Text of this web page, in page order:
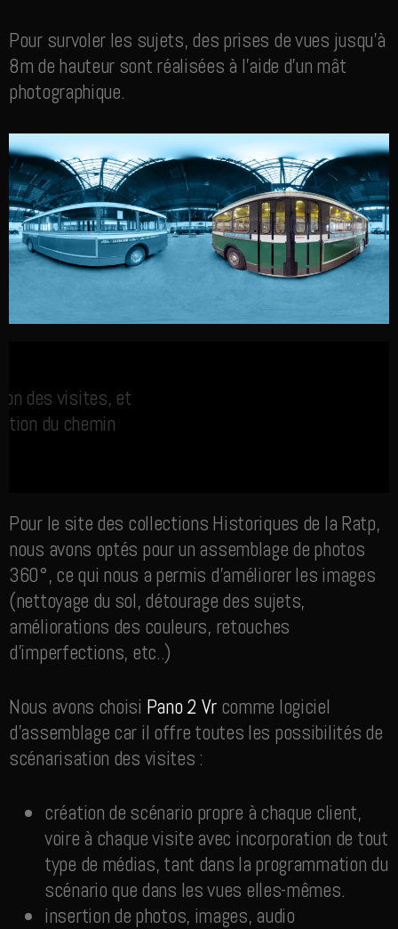
Pour survoler les sujets, des prises de vues jusqu’à
8m de hauteur sont réalisées à l’aide d’un mât
photographique.
Intégration des visites, et
Pour le site des collections Historiques de la Ratp,
nous avons optés pour un assemblage de photos
360°, ce qui nous a permis d’améliorer les images
(nettoyage du sol, détourage des sujets,
améliorations des couleurs, retouches
d’imperfections, etc..)
Nous avons choisi Pano 2 Vrcomme logiciel
d’assemblage car il offre toutes les possibilités de
scénarisation des visites :
création de scénario propre à chaque client,
voire à chaque visite avec incorporation de tout
type de médias, tant dans la programmation du
scénario que dans les vues elles-mêmes.
insertion de photos, images, audio